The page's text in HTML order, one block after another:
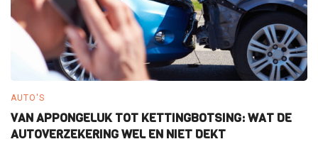
AUTO'S
VAN APPONGELUK TOT KETTINGBOTSING: WAT DE
AUTOVERZEKERING WEL EN NIET DEKT